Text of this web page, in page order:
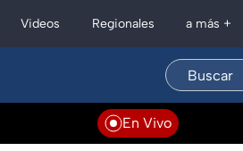
Videos Regionales a más +
En Vivo